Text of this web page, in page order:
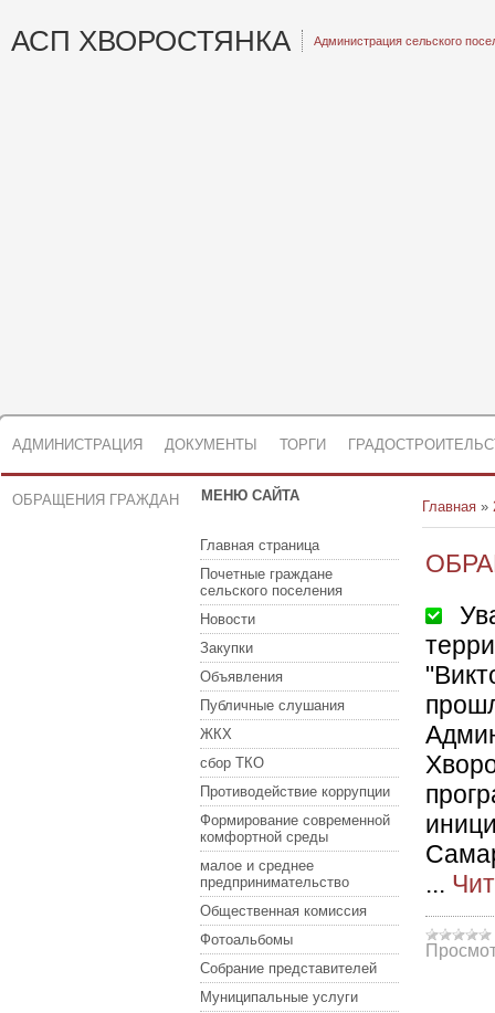
АСП ХВОРОСТЯНКА Администрация сельского
АДМИНИСТРАЦИЯ ДОКУМЕНТЫ ТОРГИ
ОБРАЩЕНИЯ ГРАЖДАН МЕНЮ САЙТА
Главная страница
Почетные граждане
сельского поселения
Новости
Закупки
Объявления
Публичные слушания
ЖКХ
сбор ТКО
Противодействие коррупции
Формирование современной
комфортной среды
малое и среднее
предпринимательство
Общественная комиссия
Фотоальбомы
Собрание представителей
Муниципальные услуги
Главная »
...